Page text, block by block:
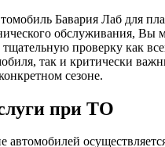
Бавария Лаб для
обслуживания, Вы
тщательную проверку как
так и критически
сезоне.
при ТО
автомобилей